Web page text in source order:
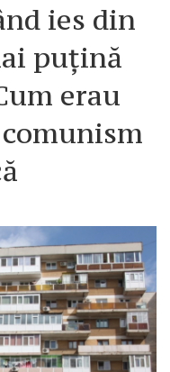
ies din
puțină
erau